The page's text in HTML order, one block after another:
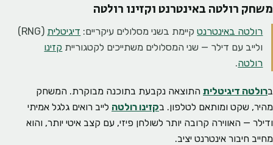
משחק רולטה באינטרנט וקזינו רולטה
רולטה באינטרנטקיימת בשני מסלולים עיקריים: דיגיטלית
(RNG)
ולייב עם דילר — שני המסלולים משתייכים לקטגוריית קזינו
רולטה.
ברולטה דיגיטלית התוצאה נקבעת בתוכנה מבוקרת. המשחק
מהיר, שקט ומותאם לטלפון. בקזינו רולטה לייב רואים גלגל אמיתי
ודילר — האווירה קרובה יותר לשולחן פיזי, עם קצב איטי יותר, והוא
מחייב חיבור אינטרנט יציב.